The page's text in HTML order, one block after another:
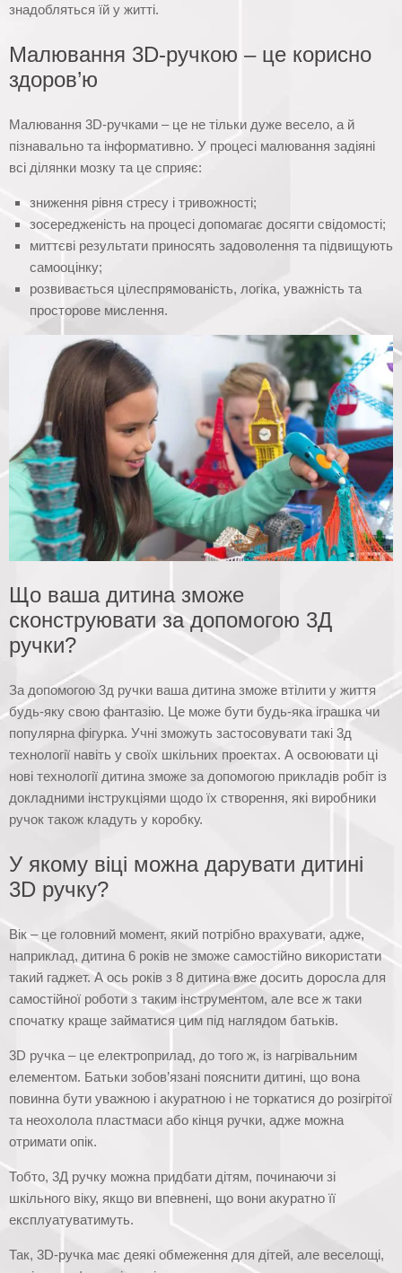
знадобляться їй у житті.
Малювання 3D-ручкою – це корисно
здоров’ю
Малювання 3D-ручками – це не тільки дуже весело, а й
пізнавально та інформативно. У процесі малювання задіяні
всі ділянки мозку та це сприяє:
зниження рівня стресу і тривожності;
зосередженість на процесі допомагає досягти свідомості;
миттєві результати приносять задоволення та підвищують
самооцінку;
розвивається цілеспрямованість, логіка, уважність та
просторове мислення.
Що ваша дитина зможе
сконструювати за допомогою 3Д
ручки?
За допомогою 3д ручки ваша дитина зможе втілити у життя
будь-яку свою фантазію. Це може бути будь-яка іграшка чи
популярна фігурка. Учні зможуть застосовувати такі 3д
технології навіть у своїх шкільних проектах. А освоювати ці
нові технології дитина зможе за допомогою прикладів робіт із
докладними інструкціями щодо їх створення, які виробники
ручок також кладуть у коробку.
У якому віці можна дарувати дитині
3D ручку?
Вік – це головний момент, який потрібно врахувати, адже,
наприклад, дитина 6 років не зможе самостійно використати
такий гаджет. А ось років з 8 дитина вже досить доросла для
самостійної роботи з таким інструментом, але все ж таки
спочатку краще займатися цим під наглядом батьків.
3D ручка – це електроприлад, до того ж, із нагрівальним
елементом. Батьки зобов’язані пояснити дитині, що вона
повинна бути уважною і акуратною і не торкатися до розігрітої
та неохолола пластмаси або кінця ручки, адже можна
отримати опік.
Тобто, 3Д ручку можна придбати дітям, починаючи зі
шкільного віку, якщо ви впевнені, що вони акуратно її
експлуатуватимуть.
Так, 3D-ручка має деякі обмеження для дітей, але веселощі,